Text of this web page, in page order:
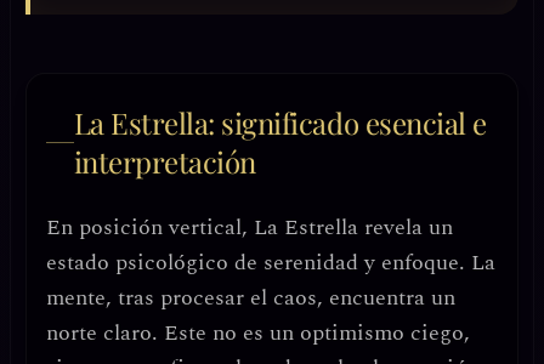
La Estrella: significado esencial e
interpretación
En posición vertical, La Estrella revela un
estado psicológico de serenidad y enfoque. La
mente, tras procesar el caos, encuentra un
norte claro. Este no es un optimismo ciego,